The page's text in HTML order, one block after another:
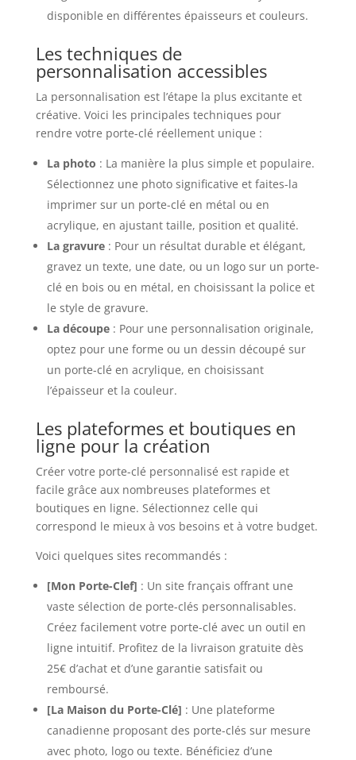
disponible en différentes épaisseurs et couleurs.
Les techniques de
personnalisation accessibles
La personnalisation est l’étape la plus excitante et
créative. Voici les principales techniques pour
rendre votre porte-clé réellement unique :
La photo : La manière la plus simple et populaire.
Sélectionnez une photo significative et faites-la
imprimer sur un porte-clé en métal ou en
acrylique, en ajustant taille, position et qualité.
La gravure: Pour un résultat durable et élégant,
gravez un texte, une date, ou un logo sur un porte-
clé en bois ou en métal, en choisissant la police et
le style de gravure.
La découpe: Pour une personnalisation originale,
optez pour une forme ou un dessin découpé sur
un porte-clé en acrylique, en choisissant
l’épaisseur et la couleur.
Les plateformes et boutiques en
ligne pour la création
Créer votre porte-clé personnalisé est rapide et
facile grâce aux nombreuses plateformes et
boutiques en ligne. Sélectionnez celle qui
correspond le mieux à vos besoins et à votre budget.
Voici quelques sites recommandés :
[Mon Porte-Clef] : Un site français offrant une
vaste sélection de porte-clés personnalisables.
Créez facilement votre porte-clé avec un outil en
ligne intuitif. Profitez de la livraison gratuite dès
25€ d’achat et d’une garantie satisfait ou
remboursé.
[La Maison du Porte-Clé] : Une plateforme
canadienne proposant des porte-clés sur mesure
avec photo, logo ou texte. Bénéficiez d’une